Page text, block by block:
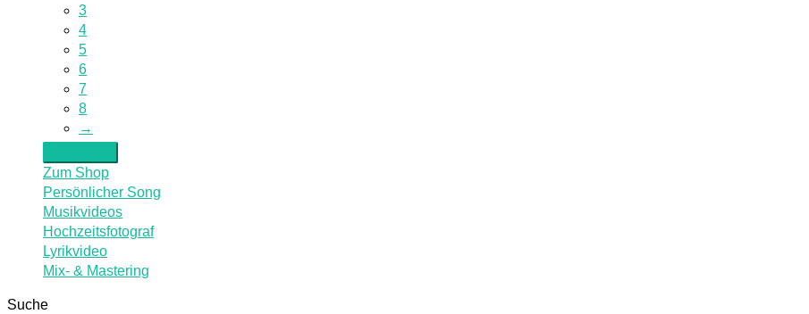
3
4
5
6
7
8
→
Zum Shop
Persönlicher Song
Musikvideos
Hochzeitsfotograf
Lyrikvideo
Mix- & Mastering
Suche